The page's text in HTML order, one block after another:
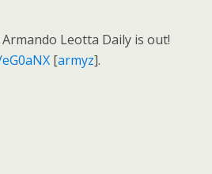
Leotta Daily is out!
[armyz].